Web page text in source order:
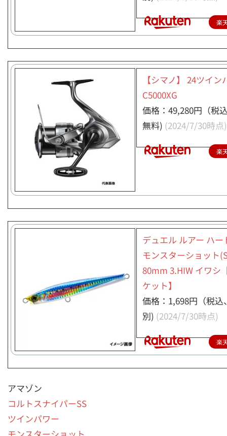
楽
【シマノ】 24ツイン
C5000XG
価格：49,280円（税
無料) (2024/7/30時点)
楽
デュエル ルアー ハー
モンスターショット
80mm 3.HIW イワシ
ケット】
価格：1,698円（税込
別) (2024/7/30時点)
楽
アマゾン
コルトスナイパーSS
ツインパワー